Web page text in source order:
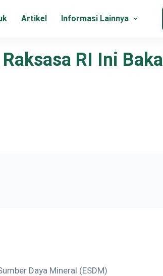
Artikel Informasi Lainnya
RI Ini Bakal
Daya Mineral (ESDM)